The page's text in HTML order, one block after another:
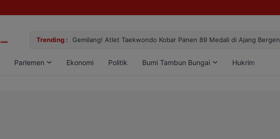
Trending : Gemilang! Atlet Taekwondo Kobar Panen 89 Medali di Ajang
Parlemen Ekonomi Politik Bumi Tambun Bungai Hukrim